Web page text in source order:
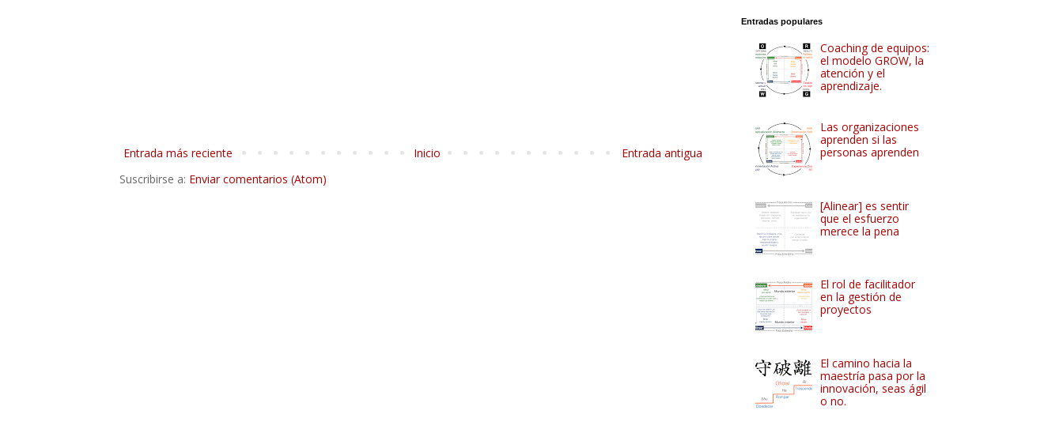
Entrada más reciente Entrada antigua
Inicio
Suscribirse a: Enviar comentarios (Atom)
Entradas populares
Coaching de equipos:
el modelo GROW, la
atención y el
aprendizaje.
Las organizaciones
aprenden si las
personas aprenden
[Alinear] es sentir
que el esfuerzo
merece la pena
El rol de facilitador
en la gestión de
proyectos
El camino hacia la
maestría pasa por la
innovación, seas ágil
o no.